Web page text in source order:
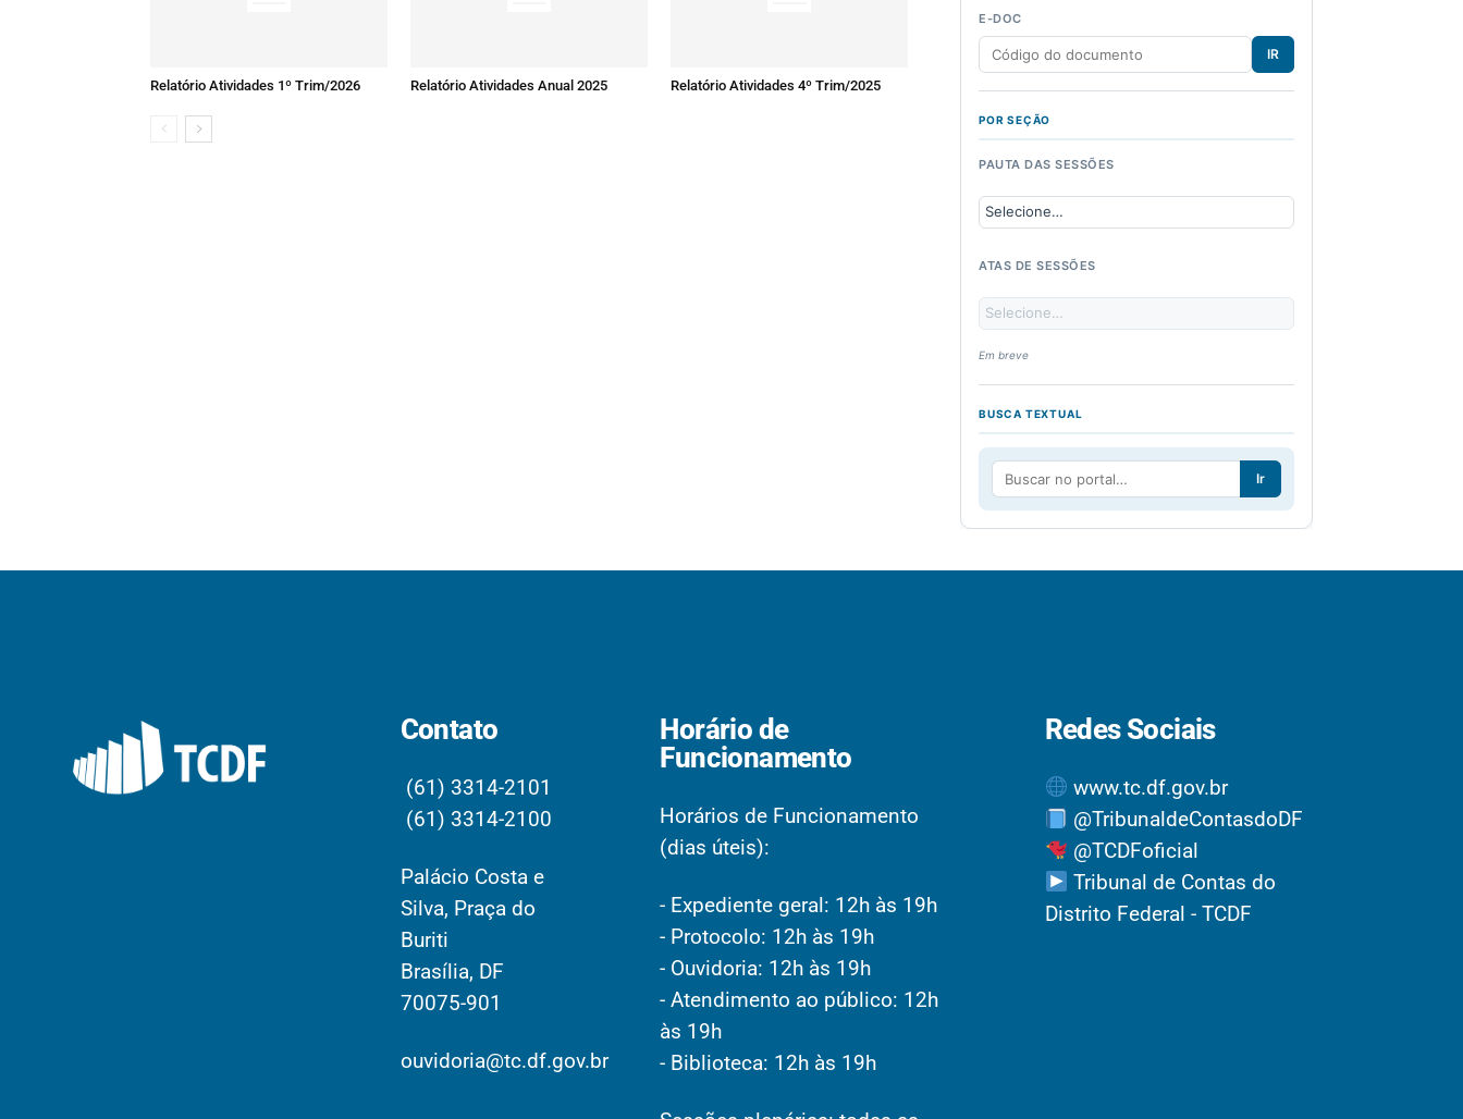
Relatório Atividades 1º Trim/2026 Relatório Atividades Anual 2025 Relatório Atividades 4º Trim/2025
E-DOC
IR
POR SEÇÃO
PAUTA DAS SESSÕES
ATAS DE SESSÕES
Em breve
BUSCA TEXTUAL
Ir
Contato
(61) 3314-2101
(61) 3314-2100
Palácio Costa e
Silva, Praça do
Buriti
Brasília, DF
70075-901
ouvidoria@tc.df.gov.br
Horário de
Funcionamento
Horários de Funcionamento
(dias úteis):
- Expediente geral: 12h às 19h
- Protocolo: 12h às 19h
- Ouvidoria: 12h às 19h
- Atendimento ao público: 12h
às 19h
- Biblioteca: 12h às 19h
Redes Sociais
www.tc.df.gov.br
@TribunaldeContasdoDF
@TCDFoficial
Tribunal de Contas do
Distrito Federal - TCDF